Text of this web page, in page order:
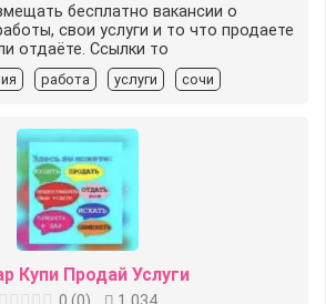
бесплатно вакансии о
свои услуги и то что продаете
отдаёте. Ссылки то
работа услуги сочи
Купи Продай Услуги